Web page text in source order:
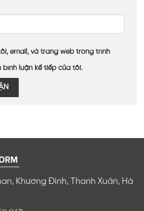
email, và trang web trong trình
bình luận kế tiếp của tôi.
Khương Đình, Thanh Xuân, Hà